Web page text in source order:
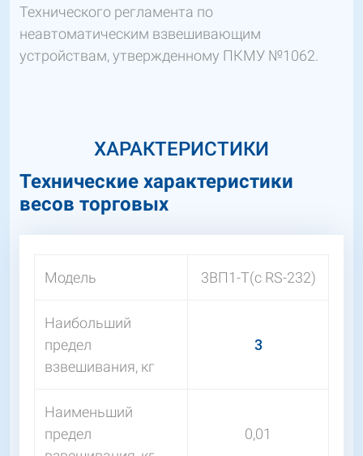
Технического регламента по
неавтоматическим взвешивающим
устройствам, утвержденному ПКМУ №1062.
ХАРАКТЕРИСТИКИ
Технические характеристики
весов торговых
Модель 3ВП1-Т(с RS-232)
Наибольший
предел
взвешивания, кг
3
Наименьший
предел
0,01